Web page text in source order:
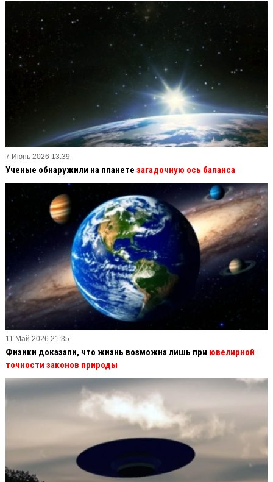
7 Июнь 2026 13:39
Ученые обнаружили на планете загадочную ось баланса
11 Май 2026 21:35
Физики доказали, что жизнь возможна лишь при ювелирной
точности законов природы